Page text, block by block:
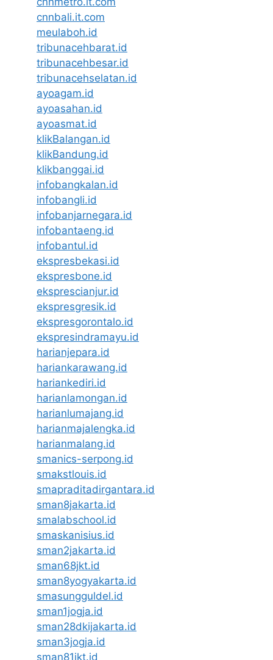
cnnbali.it.com
meulaboh.id
tribunacehbarat.id
tribunacehbesar.id
tribunacehselatan.id
ayoagam.id
ayoasahan.id
ayoasmat.id
klikBalangan.id
klikBandung.id
klikbanggai.id
infobangkalan.id
infobangli.id
infobanjarnegara.id
infobantaeng.id
infobantul.id
ekspresbekasi.id
ekspresbone.id
eksprescianjur.id
ekspresgresik.id
ekspresgorontalo.id
ekspresindramayu.id
harianjepara.id
hariankarawang.id
hariankediri.id
harianlamongan.id
harianlumajang.id
harianmajalengka.id
harianmalang.id
smanics-serpong.id
smakstlouis.id
smapraditadirgantara.id
sman8jakarta.id
smalabschool.id
smaskanisius.id
sman2jakarta.id
sman68jkt.id
sman8yogyakarta.id
smasungguldel.id
sman1jogja.id
sman28dkijakarta.id
sman3jogja.id
sman81jkt.id